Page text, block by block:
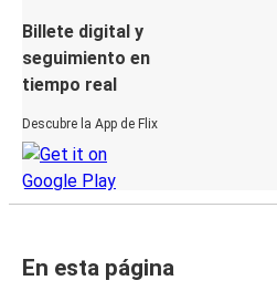
Billete digital y
seguimiento en
tiempo real
Descubre la App de Flix
En esta página